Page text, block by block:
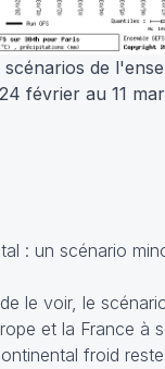
de
février au 11
: un scénario
le voir, le
et la France à
froid